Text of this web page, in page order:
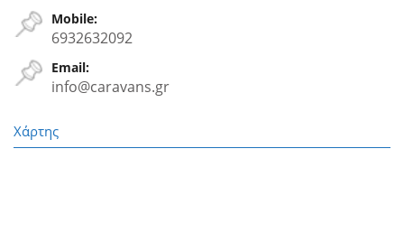
Mobile:
6932632092
Email:
info@caravans.gr
Χάρτης